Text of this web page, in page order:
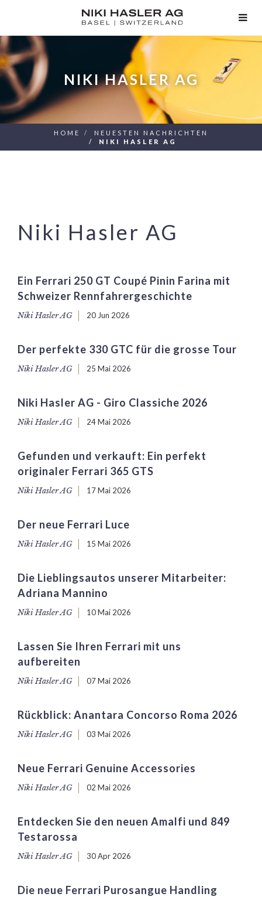
NIKI HASLER AG
HOME
NEUESTEN NACHRICHTEN
NIKI HASLER AG
Niki Hasler AG
Ein Ferrari 250 GT Coupé Pinin Farina mit
Schweizer Rennfahrergeschichte
Niki Hasler AG 20 Jun 2026
Der perfekte 330 GTC für die grosse Tour
Niki Hasler AG 25 Mai 2026
Niki Hasler AG - Giro Classiche 2026
Niki Hasler AG 24 Mai 2026
Gefunden und verkauft: Ein perfekt
originaler Ferrari 365 GTS
Niki Hasler AG 17 Mai 2026
Der neue Ferrari Luce
Niki Hasler AG 15 Mai 2026
Die Lieblingsautos unserer Mitarbeiter:
Adriana Mannino
Niki Hasler AG 10 Mai 2026
Lassen Sie Ihren Ferrari mit uns
aufbereiten
Niki Hasler AG 07 Mai 2026
Rückblick: Anantara Concorso Roma 2026
Niki Hasler AG 03 Mai 2026
Neue Ferrari Genuine Accessories
Niki Hasler AG 02 Mai 2026
Entdecken Sie den neuen Amalfi und 849
Testarossa
Niki Hasler AG 30 Apr 2026
Die neue Ferrari Purosangue Handling